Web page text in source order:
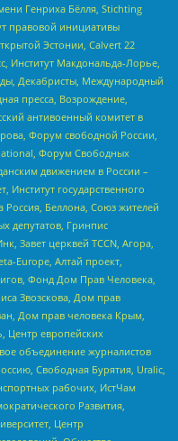
Генриха Бёлля, Stichting
правовой инициативы
Эстонии, Calvert 22
Институт Макдональда-Лорье,
Декабристы, Международный
пресса, Возрождение,
антивоенный комитет в
Форум свободной России,
Форум Свободных
движением в России –
Институт государственного
Беллона, Союз жителей
депутатов, Гринпис
Завет церквей TCCN, Агора,
Europe, Алтай проект,
Фонд Дом Прав Человека,
Звозскова, Дом прав
Дом прав человека Крым,
Центр европейских
объединение журналистов
Свободная Бурятия, Uralic,
рабочих, ИстЧам
Развития,
Центр